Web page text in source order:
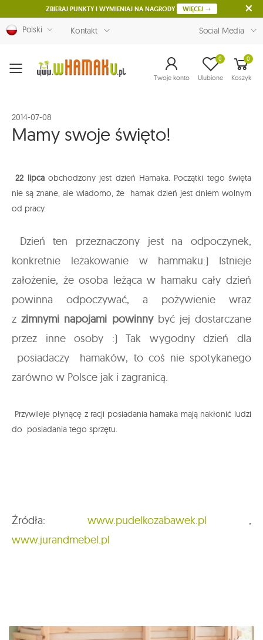
ZBIERAJ PUNKTY I WYMIENIAJ NA NAGRODY WIĘCEJ
Polski Kontakt Social Media
Menu Twoje konto Ulubione
0 0
Koszyk
2014-07-08
Mamy swoje święto!
22 lipcaobchodzony jest dzień Hamaka. Początki tego święta
nie są znane, ale wiadomo, że hamak dzień jest dniem wolnym
od pracy.
Dzień ten przeznaczony jest na odpoczynek,
konkretnie leżakowanie w hammaku:) Istnieje
założenie, że osoba leżąca w hamaku cały dzień
powinna odpoczywać, a pożywienie wraz
zzimnymi napojami powinnybyć jej dostarczane
przez inne osoby :) Tak wygodny dzień dla
posiadaczy hamaków, to coś nie spotykanego
zarówno w Polsce jak i zagranicą.
Przywileje płynącę z racji posiadania hamaka mają nakłonić ludzi
do posiadania tego sprzętu.
Źródła: www.pudelkozabawek.pl ,
www.jurandmebel.pl